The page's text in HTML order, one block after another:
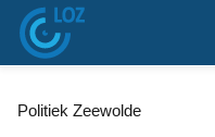
Politiek Zeewolde